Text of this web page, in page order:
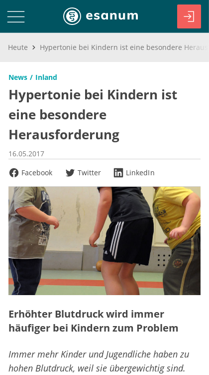
Heute
News Inland
Hypertonie bei Kindern ist
eine besondere
Herausforderung
16.05.2017
Facebook
Twitter LinkedIn
Erhöhter Blutdruck wird immer
häufiger bei Kindern zum Problem
Immer mehr Kinder und Jugendliche haben zu
hohen Blutdruck, weil sie übergewichtig sind.